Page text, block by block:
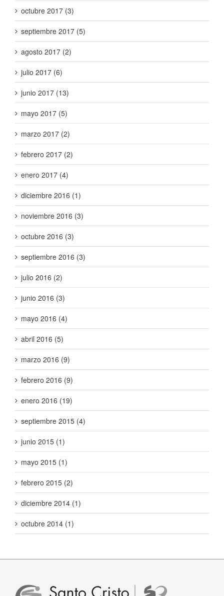
octubre 2017 (3)
septiembre 2017 (5)
agosto 2017 (2)
julio 2017 (6)
junio 2017 (13)
mayo 2017 (5)
marzo 2017 (2)
febrero 2017 (2)
enero 2017 (4)
diciembre 2016 (1)
noviembre 2016 (3)
octubre 2016 (3)
septiembre 2016 (3)
julio 2016 (2)
junio 2016 (3)
mayo 2016 (4)
abril 2016 (5)
marzo 2016 (9)
febrero 2016 (9)
enero 2016 (19)
septiembre 2015 (4)
junio 2015 (1)
mayo 2015 (1)
febrero 2015 (2)
diciembre 2014 (1)
octubre 2014 (1)